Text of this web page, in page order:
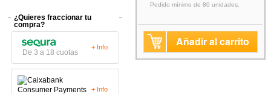
¿Quieres fraccionar tu
compra?
De 3 a 18 cuotas
+ Info
+ Info
Pedido mínimo de 80 unidades.
Añadir al carrito